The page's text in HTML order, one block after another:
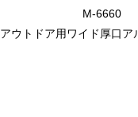
M-6660
アウトドア用ワイド厚口ア